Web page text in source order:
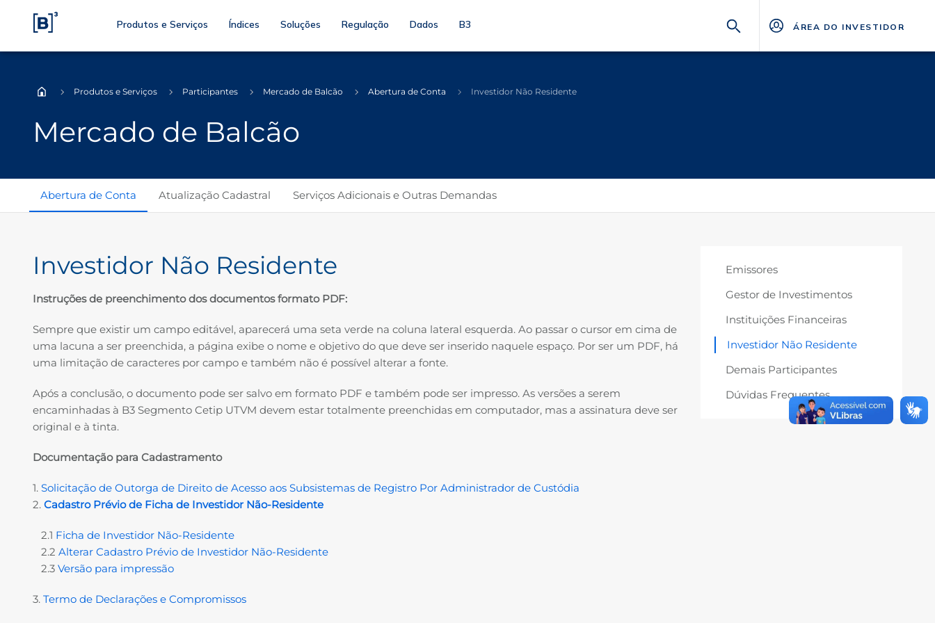
Produtos e Serviços Índices Soluções Regulação Dados B3 ÁREA DO INVESTIDOR
Mercado de Balcão
Produtos e Serviços Participantes Mercado de Balcão Abertura de Conta Investidor Não Residente
Abertura de Conta Atualização Cadastral Serviços Adicionais e Outras Demandas
Emissores
Gestor de Investimentos
Instituições Financeiras
Investidor Não Residente
Demais Participantes
Dúvidas Frequentes
Investidor Não Residente
Instruções de preenchimento dos documentos formato PDF:
Sempre que existir um campo editável, aparecerá uma seta verde na coluna lateral esquerda. Ao passar o cursor em cima de
uma lacuna a ser preenchida, a página exibe o nome e objetivo do que deve ser inserido naquele espaço. Por ser um PDF, há
uma limitação de caracteres por campo e também não é possível alterar a fonte.
Após a conclusão, o documento pode ser salvo em formato PDF e também pode ser impresso. As versões a serem
encaminhadas à B3 Segmento Cetip UTVM devem estar totalmente preenchidas em computador, mas a assinatura deve ser
original e à tinta.
Documentação para Cadastramento
1. Solicitação de Outorga de Direito de Acesso aos Subsistemas de Registro Por Administrador de Custódia
2. Cadastro Prévio de Ficha de Investidor Não-Residente
2.1 Ficha de Investidor Não-Residente
2.2 Alterar Cadastro Prévio de Investidor Não-Residente
2.3 Versão para impressão
3. Termo de Declarações e Compromissos